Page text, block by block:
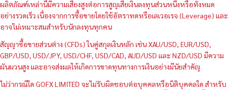
ผลิตภัณฑ์เหล่านี้มีความเสี่ยงสูงต่อการสูญเสียเงินลงทุนส่วนหนึ่งหรือทั้งหมด
อย่างรวดเร็ว เนื่องจากการซื้อขายโดยใช้อัตราทดหรือเลเวอเรจ (Leverage) และ
อาจไม่เหมาะสมสำหรับนักลงทุนทุกคน
สัญญาซื้อขายส่วนต่าง (CFDs) ในคู่สกุลเงินหลัก เช่น XAU/USD, EUR/USD,
GBP/USD, USD/JPY, USD/CHF, USD/CAD, AUD/USD และ NZD/USD มีความ
ผันผวนสูง และอาจส่งผลให้เกิดการขาดทุนทางการเงินอย่างมีนัยสำคัญ
ไม่ว่ากรณีใด GOFX LIMITED จะไม่รับผิดชอบต่อบุคคลหรือนิติบุคคลใด สำหรับ